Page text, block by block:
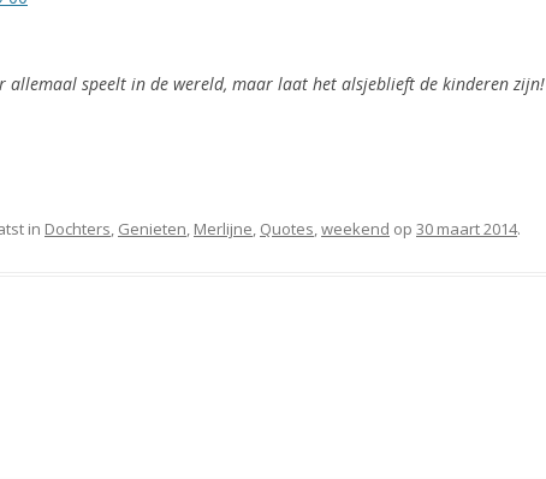
allemaal speelt in de wereld, maar laat het alsjeblieft de kinderen zijn!
in Dochters, Genieten, Merlijne, Quotes,weekend op 30 maart 2014.